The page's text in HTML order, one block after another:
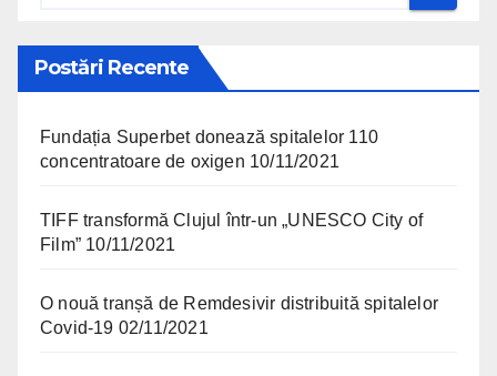
Postări Recente
Fundația Superbet donează spitalelor 110
concentratoare de oxigen 10/11/2021
TIFF transformă Clujul într-un „UNESCO City of
Film” 10/11/2021
O nouă tranșă de Remdesivir distribuită spitalelor
Covid-19 02/11/2021